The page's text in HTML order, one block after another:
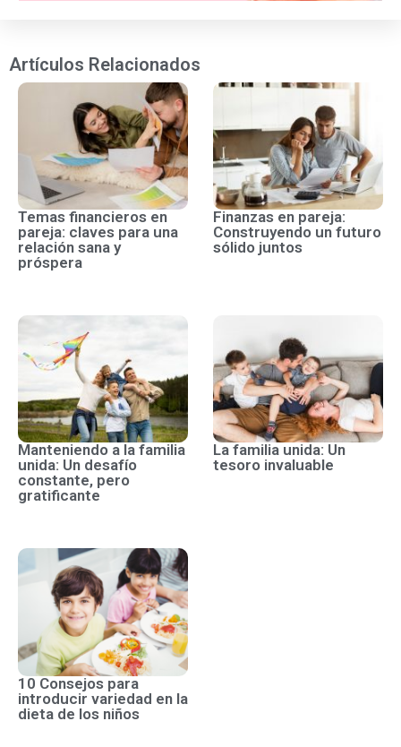
Artículos Relacionados
Temas financieros en
pareja: claves para una
relación sana y
próspera
Finanzas en pareja:
Construyendo un futuro
sólido juntos
Manteniendo a la familia
unida: Un desafío
constante, pero
gratificante
La familia unida: Un
tesoro invaluable
10 Consejos para
introducir variedad en la
dieta de los niños